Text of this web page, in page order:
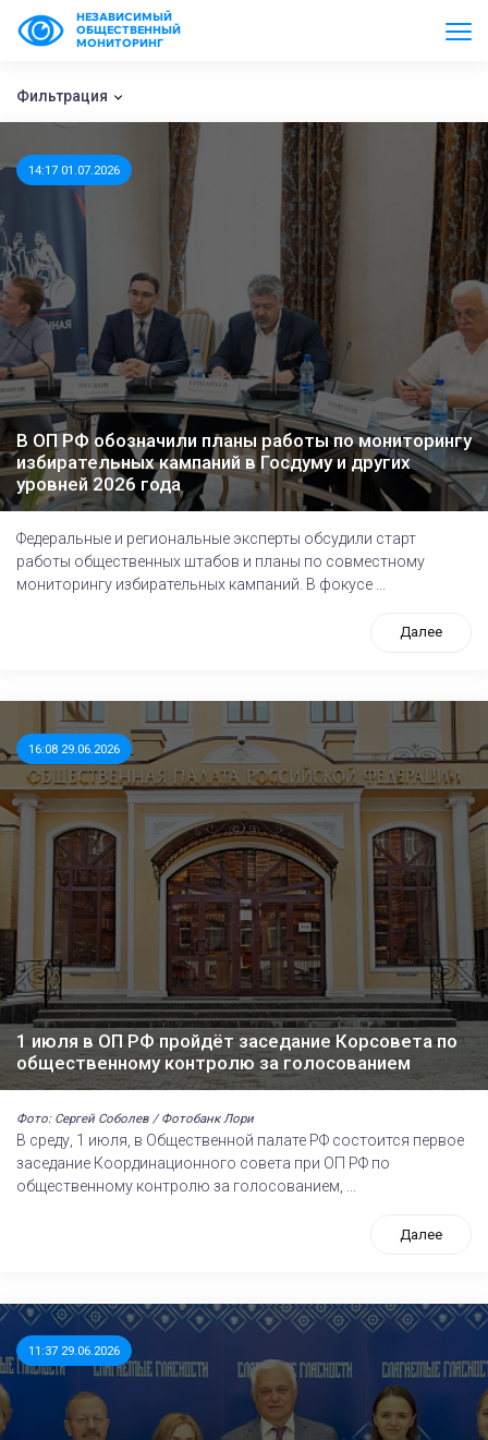
НЕЗАВИСИМЫЙ
ОБЩЕСТВЕННЫЙ
МОНИТОРИНГ
Фильтрация
14:17 01.07.2026
В ОП РФ обозначили планы работы по мониторингу
избирательных кампаний в Госдуму и других
уровней 2026 года
Федеральные и региональные эксперты обсудили старт
работы общественных штабов и планы по совместному
мониторингу избирательных кампаний. В фокусе ...
Далее
16:08 29.06.2026
1 июля в ОП РФ пройдёт заседание Корсовета по
общественному контролю за голосованием
Фото: Сергей Соболев / Фотобанк Лори
В среду, 1 июля, в Общественной палате РФ состоится первое
заседание Координационного совета при ОП РФ по
общественному контролю за голосованием, ...
Далее
11:37 29.06.2026